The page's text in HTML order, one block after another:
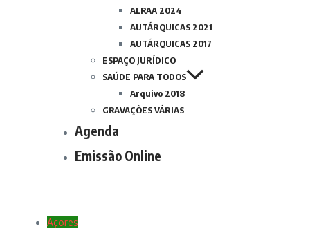
ALRAA 2024
AUTÁRQUICAS 2021
AUTÁRQUICAS 2017
ESPAÇO JURÍDICO
SAÚDE PARA TODOS
Arquivo 2018
GRAVAÇÕES VÁRIAS
Agenda
Emissão Online
Açores